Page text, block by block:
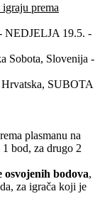
prema
NEDJELJA 19.5. -
Sobota, Slovenija -
SUBOTA
plasmanu na
bod, za drugo 2
bodova,
za igrača koji je